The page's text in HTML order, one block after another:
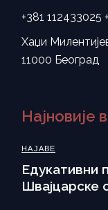
+381 112433025
Хаџи
11000 Београд
Најновије
НАЈАВЕ
Eдукативни
Швајцарске